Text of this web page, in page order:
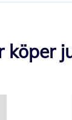
köper